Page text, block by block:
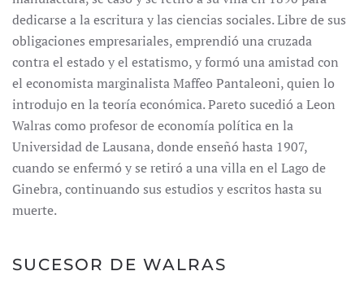
dedicarse a la escritura y las ciencias sociales. Libre de sus
obligaciones empresariales, emprendió una cruzada
contra el estado y el estatismo, y formó una amistad con
el economista marginalista Maffeo Pantaleoni, quien lo
introdujo en la teoría económica. Pareto sucedió a Leon
Walras como profesor de economía política en la
Universidad de Lausana, donde enseñó hasta 1907,
cuando se enfermó y se retiró a una villa en el Lago de
Ginebra, continuando sus estudios y escritos hasta su
muerte.
SUCESOR DE WALRAS